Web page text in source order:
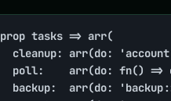
prop tasks => arr(